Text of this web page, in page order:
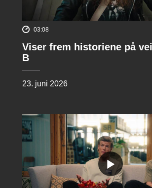
03:08
Viser frem historiene på
B
23. juni 2026